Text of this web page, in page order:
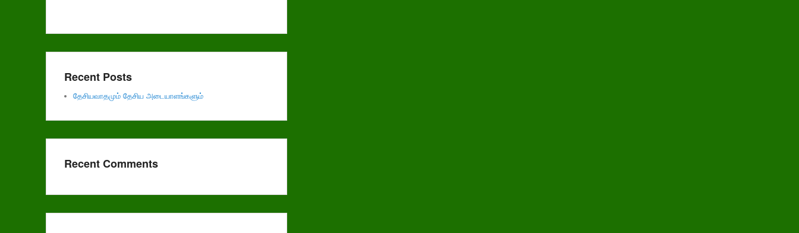
Recent Posts
தேசியவாதமும் தேசிய அடையாளங்களும்
Recent Comments